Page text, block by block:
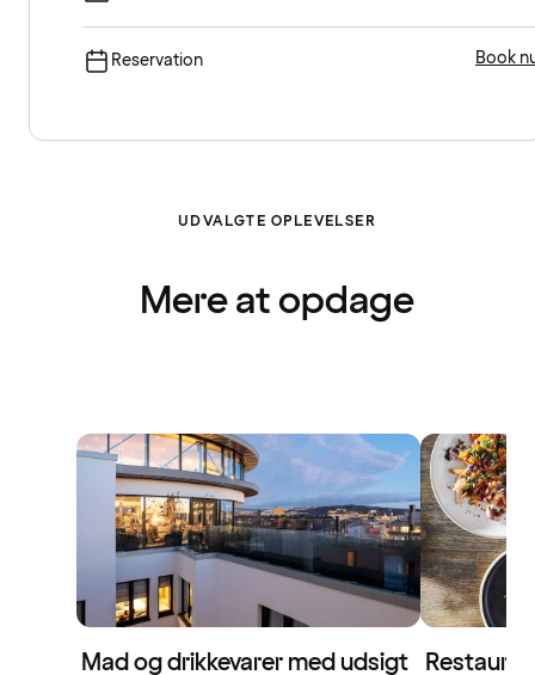
Reservation Book
UDVALGTE OPLEVELSER
Mere at opdage
Mad og drikkevarer med udsigt